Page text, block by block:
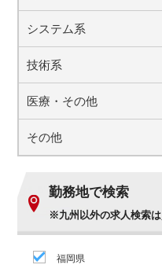
システム系
技術系
医療・その他
その他
勤務地で検索
※九州以外の求人検索は
福岡県